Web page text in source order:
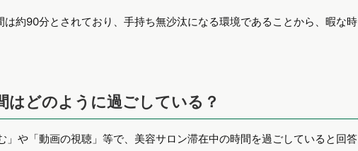
約90分とされており、手持ち無沙汰になる環境であることから、暇な時
はどのように過ごしている？
」や「動画の視聴」等で、美容サロン滞在中の時間を過ごしていると回答